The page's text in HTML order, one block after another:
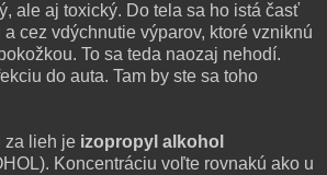
ale aj toxický. Do tela sa ho istá časť
cez vdýchnutie výparov, ktoré vzniknú
To sa teda naozaj nehodí.
do auta. Tam by ste sa toho
za lieh je izopropyl alkohol
Koncentráciu voľte rovnakú ako u